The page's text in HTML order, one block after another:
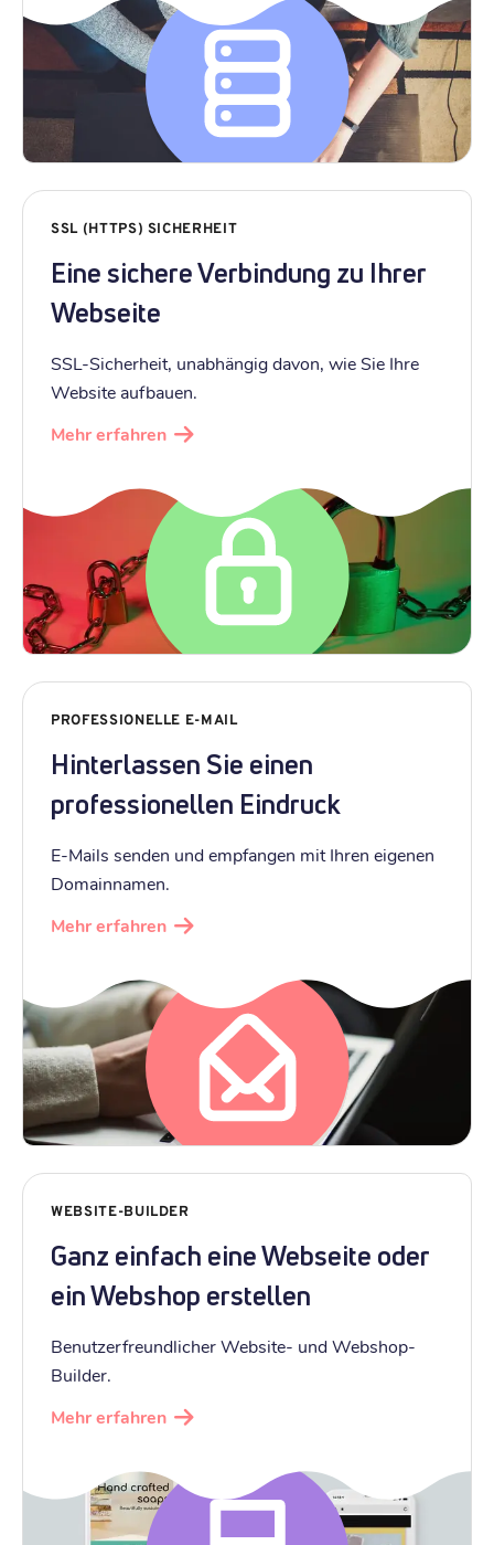
SSL (HTTPS) SICHERHEIT
Eine sichere Verbindung zu Ihrer
Webseite
SSL-Sicherheit, unabhängig davon, wie Sie Ihre
Website aufbauen.
Mehr erfahren
PROFESSIONELLE E-MAIL
Hinterlassen Sie einen
professionellen Eindruck
E-Mails senden und empfangen mit Ihren eigenen
Domainnamen.
Mehr erfahren
WEBSITE-BUILDER
Ganz einfach eine Webseite oder
ein Webshop erstellen
Benutzerfreundlicher Website- und Webshop-
Builder.
Mehr erfahren